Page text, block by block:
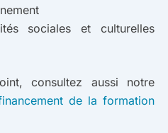
sociales et culturelles
consultez aussi notre
de la formation